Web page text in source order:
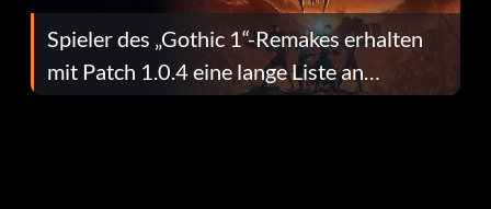
Spieler des „Gothic 1“-Remakes erhalten
mit Patch 1.0.4 eine lange Liste an
Fehlerbehebungen